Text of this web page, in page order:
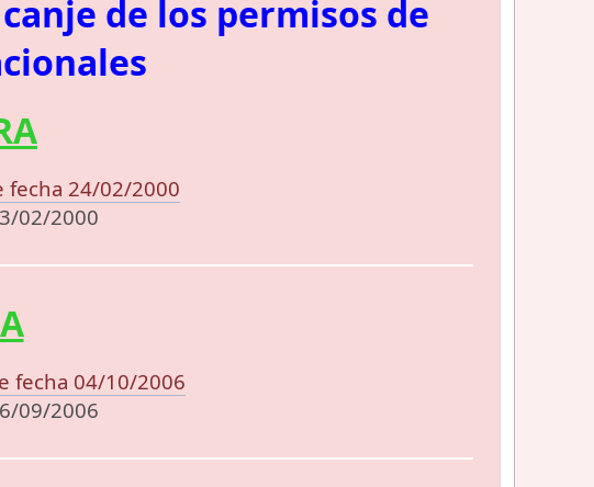
de los permisos de
fecha 24/02/2000
02/2000
fecha 04/10/2006
09/2006